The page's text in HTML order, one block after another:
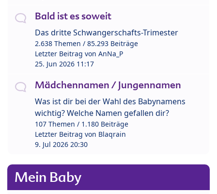
Bald ist es soweit
Das dritte Schwangerschafts-Trimester
2.638 Themen / 85.293 Beiträge
Letzter Beitrag von AnNa_P
25. Jun 2026 11:17
Mädchennamen / Jungennamen
Was ist dir bei der Wahl des Babynamens
wichtig? Welche Namen gefallen dir?
107 Themen / 1.180 Beiträge
Letzter Beitrag von Blaqrain
9. Jul 2026 20:30
Mein Baby